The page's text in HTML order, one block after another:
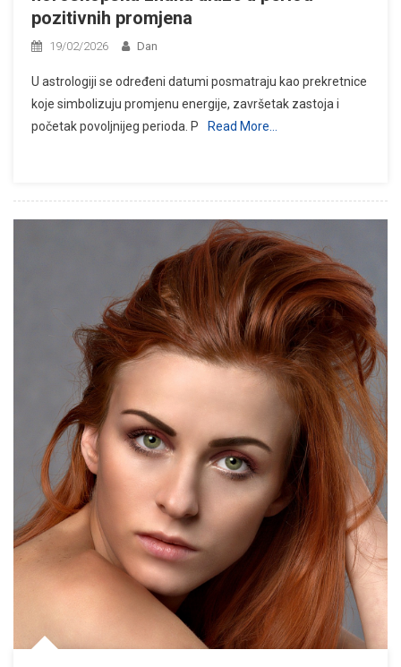
pozitivnih promjena
19/02/2026 Dan
U astrologiji se određeni datumi posmatraju kao prekretnice
koje simbolizuju promjenu energije, završetak zastoja i
početak povoljnijeg perioda. P
Read More…